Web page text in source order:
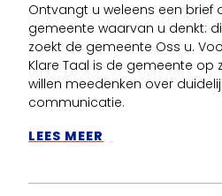
Ontvangt u weleens een brief
gemeente waarvan u denkt:
zoekt de gemeente Oss u.
Klare Taal is de gemeente op
willen meedenken over
communicatie.
LEES MEER